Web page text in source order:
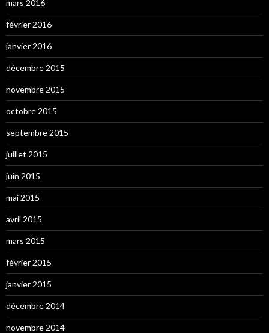
mars 2016
février 2016
janvier 2016
décembre 2015
novembre 2015
octobre 2015
septembre 2015
juillet 2015
juin 2015
mai 2015
avril 2015
mars 2015
février 2015
janvier 2015
décembre 2014
novembre 2014